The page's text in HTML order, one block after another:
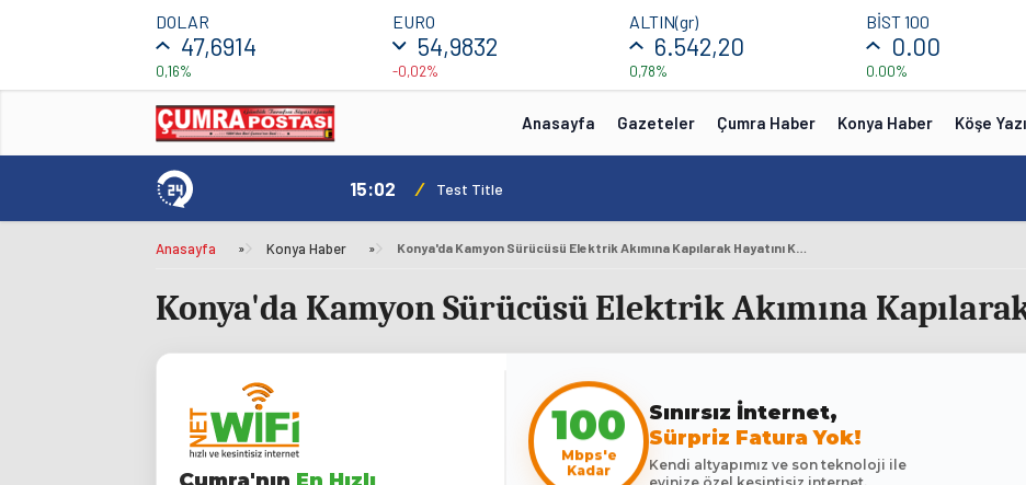
DOLAR
47,6914
0,16%
EURO
54,9832
-0,02%
ALTIN(gr)
6.542,20
0,78%
BİST 100
0.00
0.00%
Anasayfa Gazeteler Çumra Haber Konya Haber Köşe
15:02 / Test Title
Anasayfa » Konya Haber » Konya'da Kamyon Sürücüsü Elektrik Akımına Kapılarak Hayatını Kaybetti
Konya'da Kamyon Sürücüsü Elektrik Akımına
100
Mbps'e
Kadar
Sınırsız İnternet,
Sürpriz Fatura Yok!
Kendi altyapımız ve son teknoloji ile